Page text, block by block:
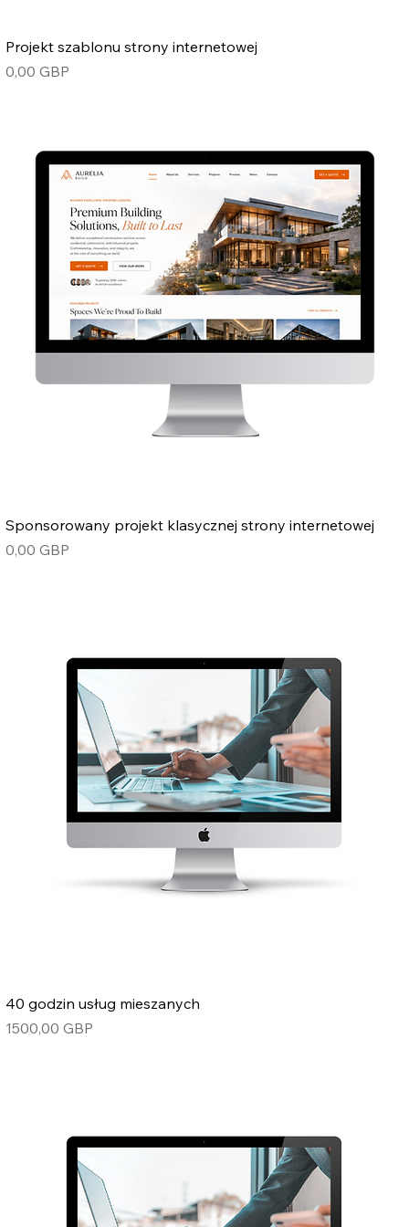
Projekt szablonu strony internetowej
Cena
0,00 GBP
Sponsorowany projekt klasycznej strony internetowej
Cena
0,00 GBP
40 godzin usług mieszanych
Cena
1500,00 GBP